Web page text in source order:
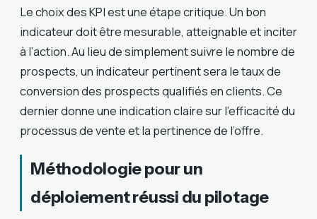
Le choix des KPI est une étape critique. Un bon
indicateur doit être mesurable, atteignable et inciter
à l’action. Au lieu de simplement suivre le nombre de
prospects, un indicateur pertinent sera le taux de
conversion des prospects qualifiés en clients. Ce
dernier donne une indication claire sur l’efficacité du
processus de vente et la pertinence de l’offre.
Méthodologie pour un
déploiement réussi du pilotage